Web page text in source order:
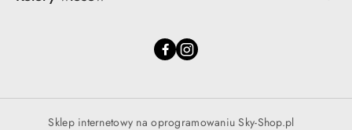
Sklep internetowy na oprogramowaniu Sky-Shop.pl